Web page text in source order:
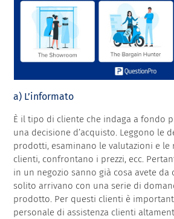
a) L’informato
È il tipo di cliente che indaga a fondo
una decisione d’acquisto. Leggono le
prodotti, esaminano le valutazioni e
clienti, confrontano i prezzi, ecc.
in un negozio sanno già cosa avete
solito arrivano con una serie di
prodotto. Per questi clienti è
personale di assistenza clienti